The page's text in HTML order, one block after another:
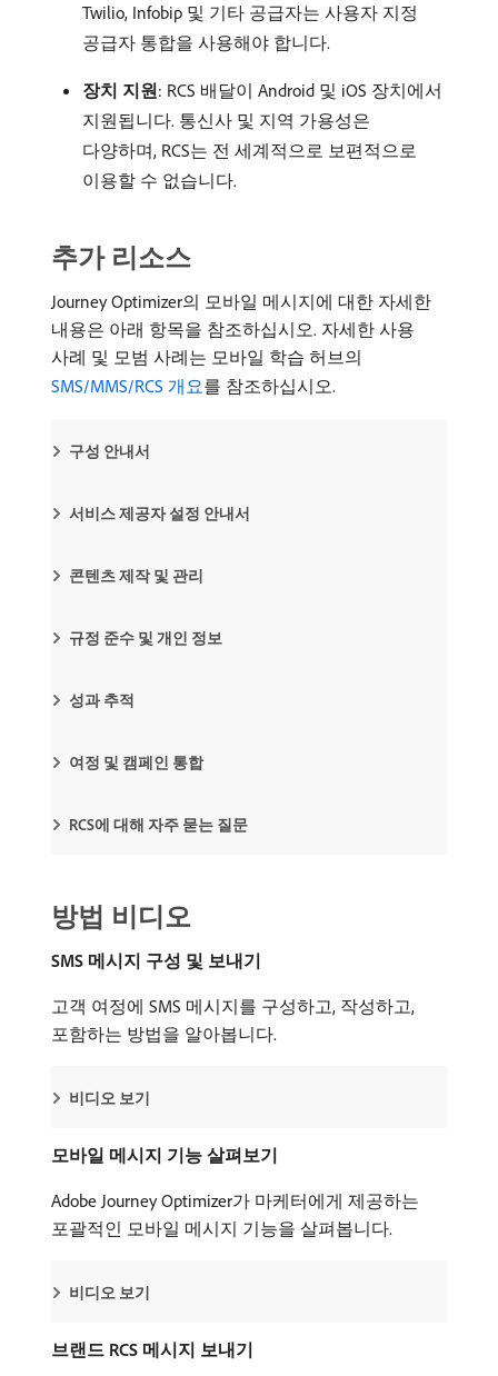
Twilio, Infobip 및 기타 공급자는 사용자 지정
공급자 통합을 사용해야 합니다.
장치 지원: RCS 배달이 Android 및 iOS 장치에서
지원됩니다. 통신사 및 지역 가용성은
다양하며, RCS는 전 세계적으로 보편적으로
이용할 수 없습니다.
추가 리소스
Journey Optimizer의 모바일 메시지에 대한 자세한
내용은 아래 항목을 참조하십시오. 자세한 사용
사례 및 모범 사례는 모바일 학습 허브의
SMS/MMS/RCS 개요를 참조하십시오.
구성 안내서
서비스 제공자 설정 안내서
콘텐츠 제작 및 관리
규정 준수 및 개인 정보
성과 추적
여정 및 캠페인 통합
RCS에 대해 자주 묻는 질문
방법 비디오
SMS 메시지 구성 및 보내기
고객 여정에 SMS 메시지를 구성하고, 작성하고,
포함하는 방법을 알아봅니다.
비디오 보기
모바일 메시지 기능 살펴보기
Adobe Journey Optimizer가 마케터에게 제공하는
포괄적인 모바일 메시지 기능을 살펴봅니다.
비디오 보기
브랜드 RCS 메시지 보내기